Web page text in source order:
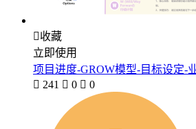
收藏
立即使用
项目进度-GROW模型-目标设定-
 241  0  0